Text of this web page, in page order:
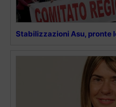
Stabilizzazioni Asu, pronte